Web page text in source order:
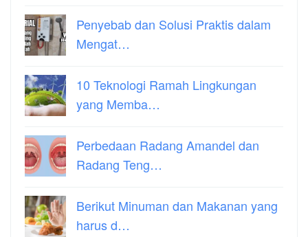
Penyebab dan Solusi Praktis dalam
Mengat…
10 Teknologi Ramah Lingkungan
yang Memba…
Perbedaan Radang Amandel dan
Radang Teng…
Berikut Minuman dan Makanan yang
harus d…